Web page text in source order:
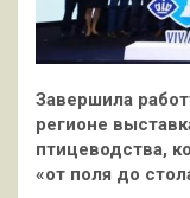
Завершила
регионе
птицеводства,
«от поля до